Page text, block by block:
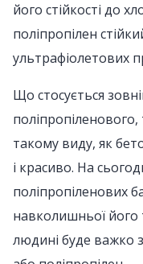
його стійкості до
поліпропілен
ультрафіолетових
Що стосується
поліпропіленового,
такому виду, як
і красиво. На
поліпропіленових
навколишньої його
людині буде важко